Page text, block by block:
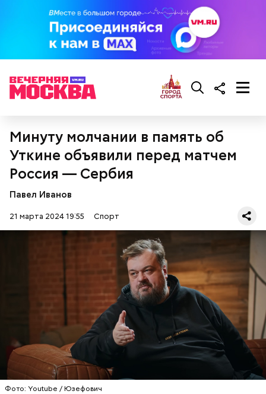
Минуту молчании в память об
Уткине объявили перед матчем
Россия — Сербия
Павел Иванов
21 марта 2024 19:55 Спорт
Фото: Youtube / Юзефович
Также Яшин первым начал отбивать мяч, а не
просто пытался его поймать: таким образом
намного проще парировать удар и
препятствовать голу. Он не ловил мячи, которые
были запущены с мощной силой, а пытался сбить их
в сторону и перевести в «угловой».
длина рук, а также отличная способность к
прыжкам.